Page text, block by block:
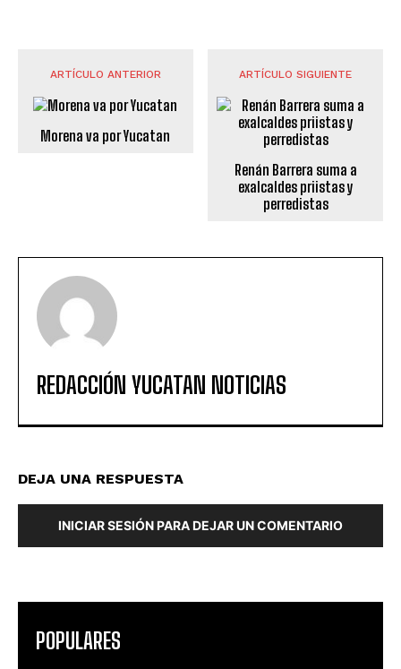
ARTÍCULO ANTERIOR
Morena va por Yucatan
ARTÍCULO SIGUIENTE
Renán Barrera suma a
exalcaldes priistas y
perredistas
REDACCIÓN YUCATAN NOTICIAS
DEJA UNA RESPUESTA
INICIAR SESIÓN PARA DEJAR UN COMENTARIO
POPULARES